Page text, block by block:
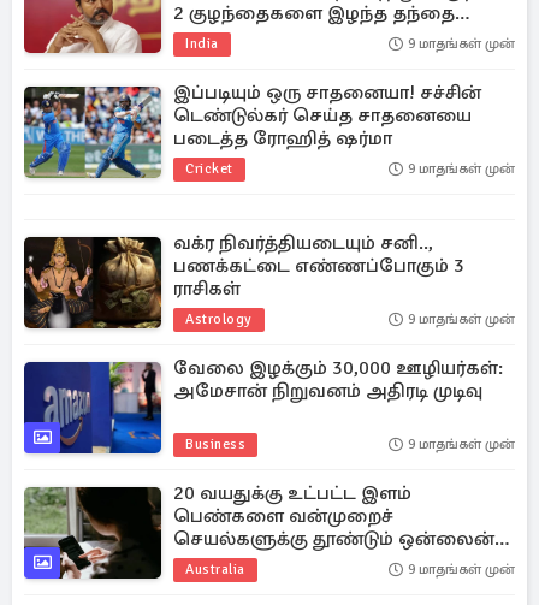
2 குழந்தைகளை இழந்த தந்தை
பகிர்ந்த விடயம்
India 9 மாதங்கள் முன்
இப்படியும் ஒரு சாதனையா! சச்சின்
டெண்டுல்கர் செய்த சாதனையை
படைத்த ரோஹித் ஷர்மா
Cricket 9 மாதங்கள் முன்
வக்ர நிவர்த்தியடையும் சனி..,
பணக்கட்டை எண்ணப்போகும் 3
ராசிகள்
Astrology 9 மாதங்கள் முன்
வேலை இழக்கும் 30,000 ஊழியர்கள்:
அமேசான் நிறுவனம் அதிரடி முடிவு
Business 9 மாதங்கள் முன்
20 வயதுக்கு உட்பட்ட இளம்
பெண்களை வன்முறைச்
செயல்களுக்கு தூண்டும் ஒன்லைன்
குற்றக் குழுக்கள்
Australia 9 மாதங்கள் முன்